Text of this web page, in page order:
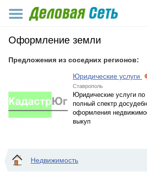
Оформление земли
Предложения из соседних регионов:
Юридические услуги
Ставрополь
Юридические услуги
полный спектр
оформления
выкуп
Недвижимость